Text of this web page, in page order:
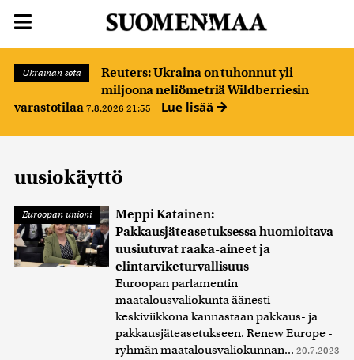
Ukrainan sota
Reuters: Ukraina on tuhonnut yli
miljoona neliömetriä Wildberriesin
varastotilaa 7.8.2026 21:55 Lue lisää
uusiokäyttö
Euroopan unioni
Meppi Katainen:
Pakkausjäteasetuksessa huomioitava
uusiutuvat raaka-aineet ja
elintarviketurvallisuus
Euroopan parlamentin
maatalousvaliokunta äänesti
keskiviikkona kannastaan pakkaus- ja
pakkausjäteasetukseen. Renew Europe -
ryhmän maatalousvaliokunnan... 20.7.2023